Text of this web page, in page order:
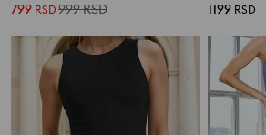
799 RSD 999RSD 1199 RSD